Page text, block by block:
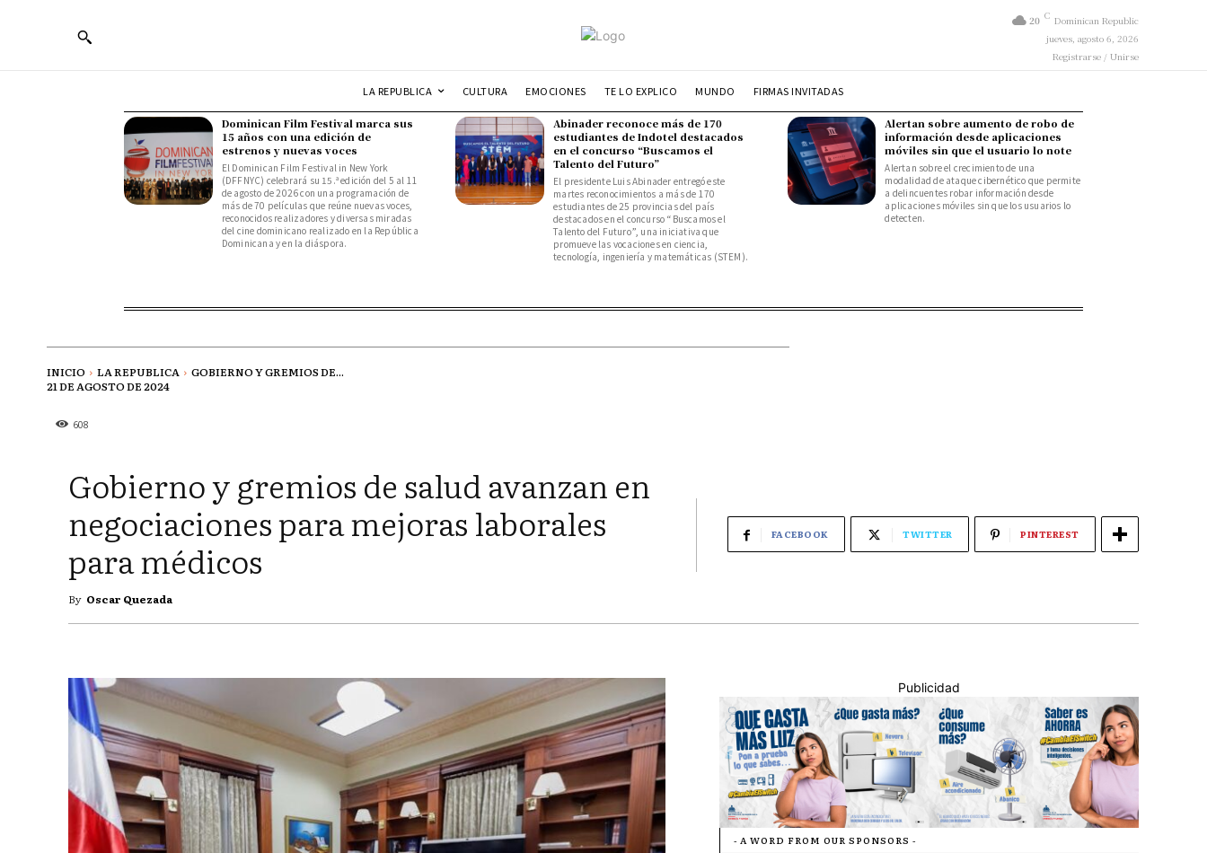
20 C Dominican Republic
jueves, agosto 6, 2026
Registrarse / Unirse
LA REPUBLICA CULTURA EMOCIONES TE LO EXPLICO MUNDO FIRMAS INVITADAS
Dominican Film Festival marca sus
15 años con una edición de
estrenos y nuevas voces
El Dominican Film Festival in New York
(DFFNYC) celebrará su 15.ª edición del 5 al 11
de agosto de 2026 con una programación de
más de 70 películas que reúne nuevas voces,
reconocidos realizadores y diversas miradas
del cine dominicano realizado en la República
Dominicana y en la diáspora.
Abinader reconoce más de 170
estudiantes de Indotel destacados
en el concurso “Buscamos el
Talento del Futuro”
El presidente Luis Abinader entregó este
martes reconocimientos a más de 170
estudiantes de 25 provincias del país
destacados en el concurso “Buscamos el
Talento del Futuro”, una iniciativa que
promueve las vocaciones en ciencia,
tecnología, ingeniería y matemáticas (STEM).
Alertan sobre aumento de robo de
información desde aplicaciones
móviles sin que el usuario lo note
Alertan sobre el crecimiento de una
modalidad de ataque cibernético que permite
a delincuentes robar información desde
aplicaciones móviles sin que los usuarios lo
detecten.
INICIO LA REPUBLICA
GOBIERNO Y GREMIOS DE...
21 DE AGOSTO DE 2024
608
Gobierno y gremios de salud avanzan en
negociaciones para mejoras laborales
para médicos
By Oscar Quezada
FACEBOOK TWITTER PINTEREST
Publicidad
- A WORD FROM OUR SPONSORS -